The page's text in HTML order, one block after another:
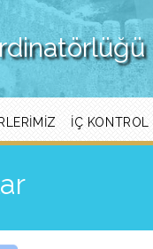
İÇ KONTROL